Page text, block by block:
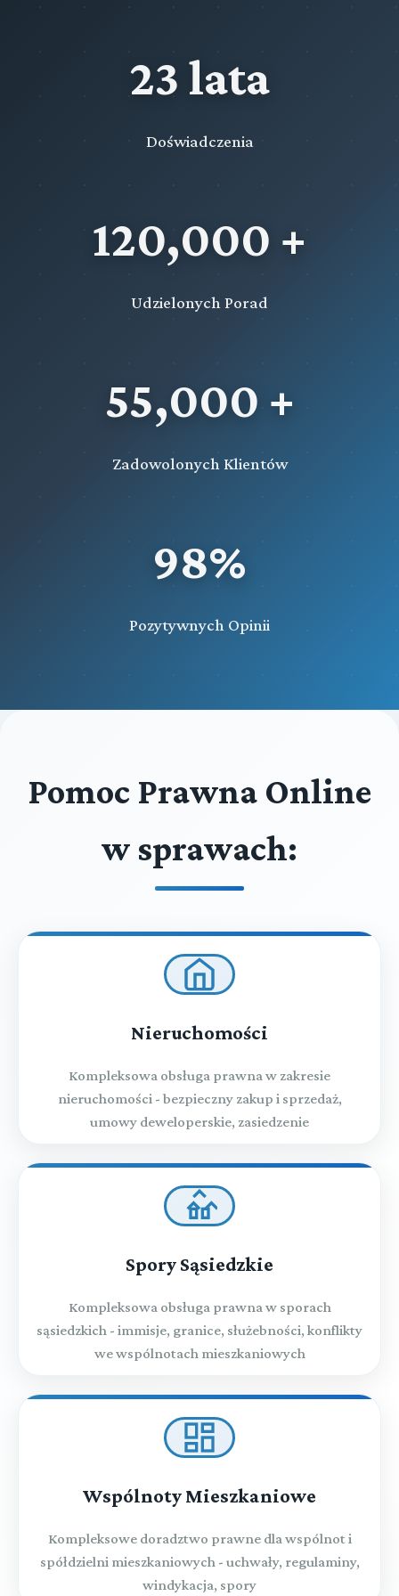
23 lata
Doświadczenia
120,000 +
Udzielonych Porad
55,000 +
Zadowolonych Klientów
98%
Pozytywnych Opinii
Pomoc Prawna Online
w sprawach:
Nieruchomości
Kompleksowa obsługa prawna w zakresie
nieruchomości - bezpieczny zakup i sprzedaż,
umowy deweloperskie, zasiedzenie
Spory Sąsiedzkie
Kompleksowa obsługa prawna w sporach
sąsiedzkich - immisje, granice, służebności, konflikty
we wspólnotach mieszkaniowych
Wspólnoty Mieszkaniowe
Kompleksowe doradztwo prawne dla wspólnot i
spółdzielni mieszkaniowych - uchwały, regulaminy,
windykacja, spory